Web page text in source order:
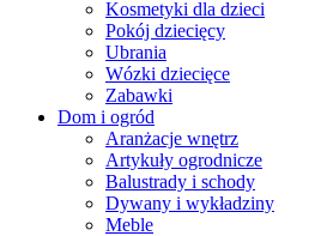
Kosmetyki dla dzieci
Pokój dziecięcy
Ubrania
Wózki dziecięce
Zabawki
Dom i ogród
Aranżacje wnętrz
Artykuły ogrodnicze
Balustrady i schody
Dywany i wykładziny
Meble